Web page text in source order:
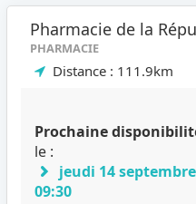
Pharmacie de la
PHARMACIE
Distance : 111.9km
Prochaine
le :
jeudi 14 septembre
09:30